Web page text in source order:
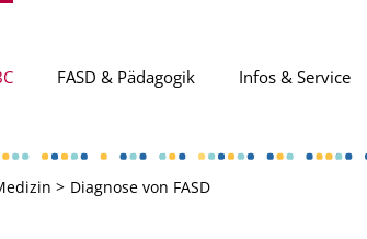
FASD & Pädagogik Infos & Service
Diagnose von FASD